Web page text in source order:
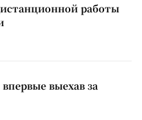
работы
выехав за